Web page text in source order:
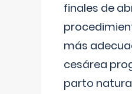
finales de
más
cesárea
parto